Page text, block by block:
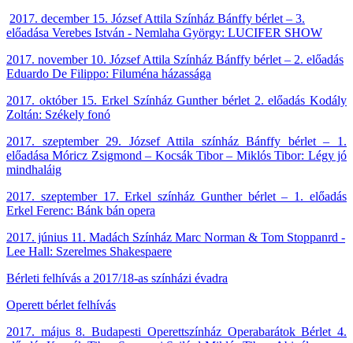
2017. december 15. József Attila Színház Bánffy bérlet – 3.
előadása Verebes István - Nemlaha György: LUCIFER SHOW
2017. november 10. József Attila Színház Bánffy bérlet – 2. előadás
Eduardo De Filippo: Filuména házassága
2017. október 15. Erkel Színház Gunther bérlet 2. előadás Kodály
Zoltán: Székely fonó
2017. szeptember 29. József Attila színház Bánffy bérlet – 1.
előadása Móricz Zsigmond – Kocsák Tibor – Miklós Tibor: Légy jó
mindhaláig
2017. szeptember 17. Erkel színház Gunther bérlet – 1. előadás
Erkel Ferenc: Bánk bán opera
2017. június 11. Madách Színház Marc Norman & Tom Stoppanrd -
Lee Hall: Szerelmes Shakespaere
Bérleti felhívás a 2017/18-as színházi évadra
Operett bérlet felhívás
2017. május 8.Budapesti OperettszínházOperabarátok Bérlet 4.